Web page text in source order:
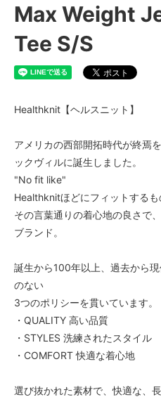
Max Weight
Tee S/S
Healthknit【ヘルスニット】
アメリカの西部開拓時代が終焉
ックヴィルに誕生しました。
"No fit like"
Healthknitほどにフィットする
その言葉通りの着心地の良さで
ブランド。
誕生から100年以上、過去から
のない
3つのポリシーを貫いています。
・QUALITY 高い品質
・STYLES 洗練されたスタイル
・COMFORT 快適な着心地
選び抜かれた素材で、快適な、